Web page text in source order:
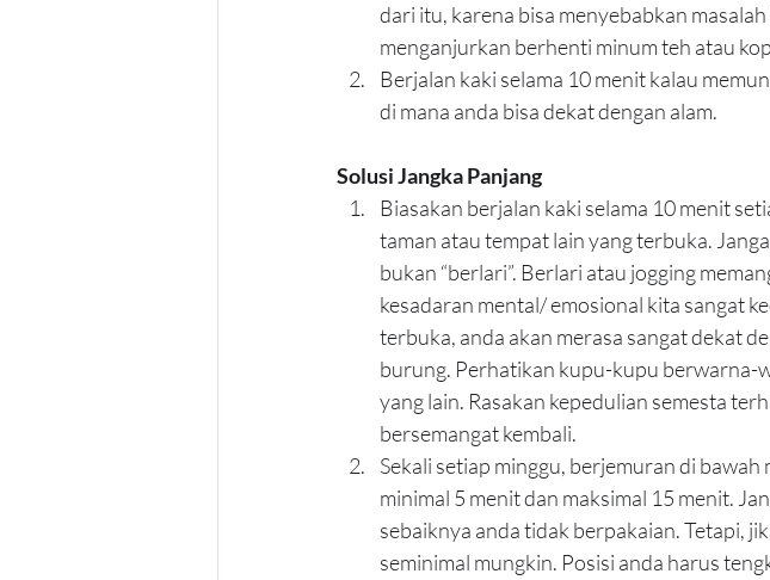
dari itu, karena bisa menyebabkan
menganjurkan berhenti minum teh atau
Berjalan kaki selama 10 menit kalau
di mana anda bisa dekat dengan alam.
Solusi Jangka Panjang
Biasakan berjalan kaki selama 10 menit
taman atau tempat lain yang terbuka.
bukan “berlari”. Berlari atau jogging
kesadaran mental/ emosional kita sangat
terbuka, anda akan merasa sangat dekat
burung. Perhatikan kupu-kupu berwarna-
yang lain. Rasakan kepedulian semesta
bersemangat kembali.
Sekali setiap minggu, berjemuran di
minimal 5 menit dan maksimal 15 menit.
sebaiknya anda tidak berpakaian. Tetapi,
seminimal mungkin. Posisi anda harus